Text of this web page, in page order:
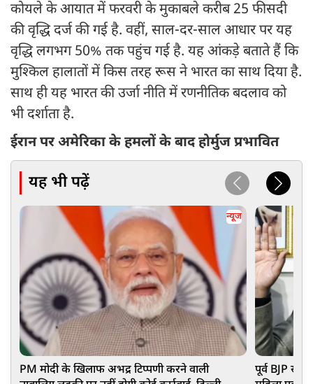
कोयले के आयात में फरवरी के मुकाबले करीब 25 फीसदी
की वृद्धि दर्ज की गई है. वहीं, साल-दर-साल आधार पर यह
वृद्धि लगभग 50% तक पहुंच गई है. यह आंकड़े बताते हैं कि
मुश्किल हालातों में किस तरह रूस ने भारत का साथ दिया है.
साथ ही यह भारत की उर्जा नीति में रणनीतिक बदलाव को
भी दर्शाता है.
ईरान पर अमेरिका के हमलों के बाद होर्मुज प्रभावित
यह भी पढ़ें
न्यूज
PM मोदी के खिलाफ अभद्र टिप्पणी करने वाली
पूर्व BJP